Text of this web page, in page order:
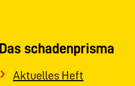
Das schadenprisma
Aktuelles Heft